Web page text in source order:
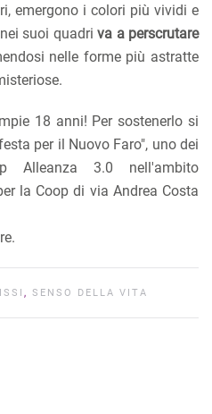
emergono i colori più vividi e
suoi quadri va a perscrutare
nelle forme più astratte
18 anni! Per sostenerlo si
per il Nuovo Faro", uno dei
Alleanza 3.0 nell'ambito
la Coop di via Andrea Costa
, SENSO DELLA VITA